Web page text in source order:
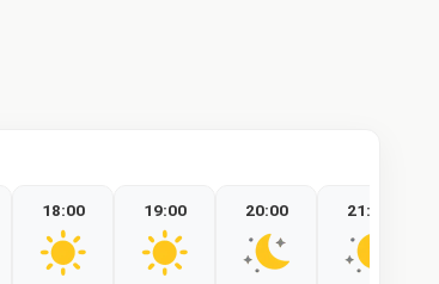
18:00 19:00 20:00 21:00